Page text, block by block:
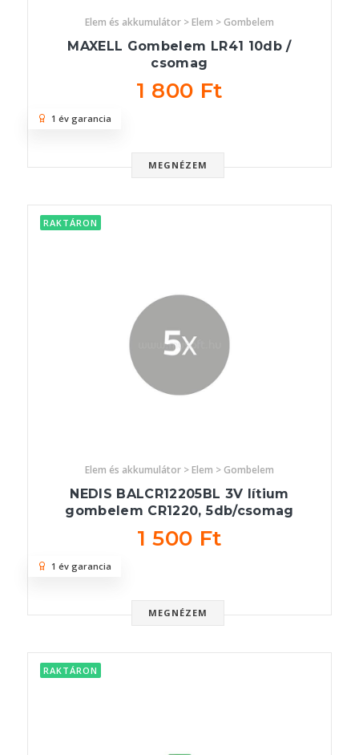
Elem és akkumulátor > Elem > Gombelem
MAXELL Gombelem LR41 10db /
csomag
1 800 Ft
MEGNÉZEM
1 év garancia
RAKTÁRON
Elem és akkumulátor > Elem > Gombelem
NEDIS BALCR12205BL 3V lítium
gombelem CR1220, 5db/csomag
1 500 Ft
MEGNÉZEM
1 év garancia
RAKTÁRON